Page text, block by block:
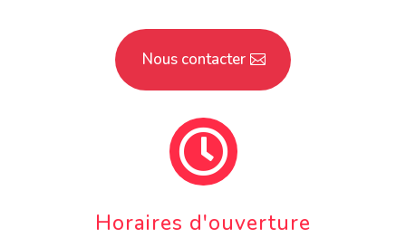
Nous contacter

Horaires d'ouverture